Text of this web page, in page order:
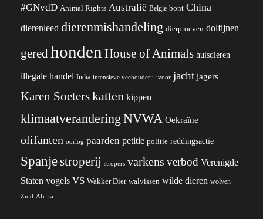
#GNvdD Animal Rights Australië België bont China
dierenleed dierenmishandeling dierproeven dolfijnen
gered honden House of Animals huisdieren
illegale handel India intensieve veehouderij ivoor jacht jagers
Karen Soeterskatten kippen
klimaatverandering NVWA Oekraïne
olifanten oorlog paarden petitie politie reddingsactie
Spanjestroperij stropers varkens verbod Verenigde
Staten vogels VS Wakker Dier walvissen wilde dieren wolven
Zuid-Afrika